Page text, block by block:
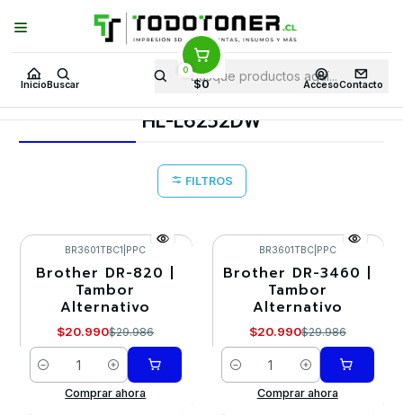
Inicio Buscar
0
$0 AccesoContacto
Puedes Elegir: Comprar enTienda· Despachoa Todo Chile · Retiro en
Tienda en24 Horas
Inicio Toner y tambor Tambor Alternativo BROTHER
Equipos BROTHER HL-L6252DW
HL-L6252DW
FILTROS
-30%
BR3601TBC1 PPC
Brother DR-820 |
Tambor
Alternativo
$20.990$29.986
Cantidad
Comprar ahora
-30%
BR3601TBC| PPC
Brother DR-3460 |
Tambor
Alternativo
$20.990$29.986
Cantidad
Comprar ahora